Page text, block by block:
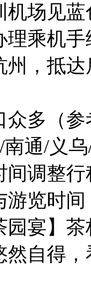
场见
理乘机
州，抵
众多（
通/义
间调整
游览时
园宴】
然自得